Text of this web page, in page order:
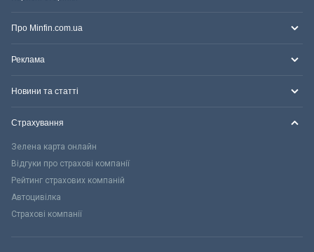
Про Minfin.com.ua
Реклама
Новини та статті
Страхування
Зелена карта онлайн
Відгуки про страхові компанії
Рейтинг страхових компаній
Автоцивілка
Страхові компанії